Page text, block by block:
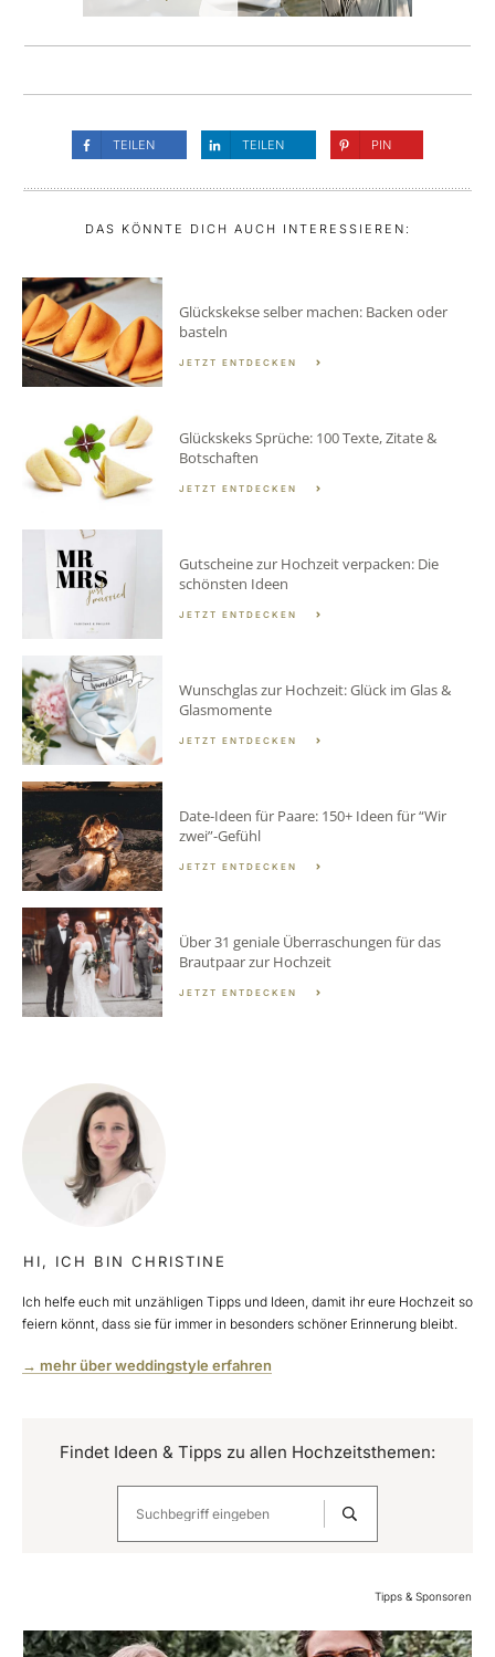
TEILEN TEILEN PIN
DAS KÖNNTE DICH AUCH INTERESSIEREN:
Glückskekse selber machen: Backen oder
basteln
JETZT ENTDECKEN
Glückskeks Sprüche: 100 Texte, Zitate &
Botschaften
JETZT ENTDECKEN
Gutscheine zur Hochzeit verpacken: Die
schönsten Ideen
JETZT ENTDECKEN
Wunschglas zur Hochzeit: Glück im Glas &
Glasmomente
JETZT ENTDECKEN
Date-Ideen für Paare: 150+ Ideen für “Wir
zwei”-Gefühl
JETZT ENTDECKEN
Über 31 geniale Überraschungen für das
Brautpaar zur Hochzeit
JETZT ENTDECKEN
HI, ICH BIN CHRISTINE
Ich helfe euch mit unzähligen Tipps und Ideen, damit ihr eure Hochzeit so
feiern könnt, dass sie für immer in besonders schöner Erinnerung bleibt.
→ mehr über weddingstyle erfahren
Findet Ideen & Tipps zu allen Hochzeitsthemen:
Tipps & Sponsoren